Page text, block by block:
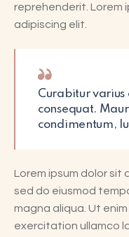
reprehenderit. Lorem
adipiscing elit.
Curabitur varius
consequat.
condimentum,
Lorem ipsum dolor
sed do eiusmod
magna aliqua. Ut
exercitation ullamco